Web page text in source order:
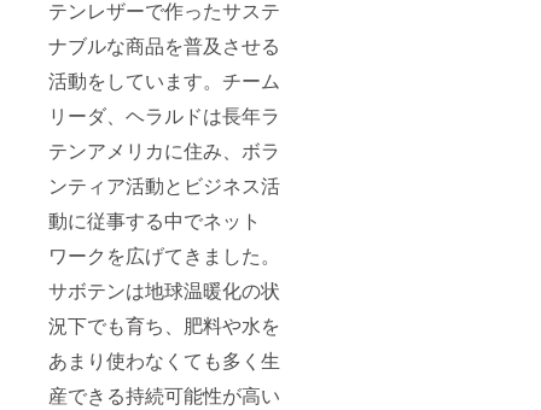
テンレザーで作ったサステ
ナブルな商品を普及させる
活動をしています。チーム
リーダ、ヘラルドは長年ラ
テンアメリカに住み、ボラ
ンティア活動とビジネス活
動に従事する中でネット
ワークを広げてきました。
サボテンは地球温暖化の状
況下でも育ち、肥料や水を
あまり使わなくても多く生
産できる持続可能性が高い